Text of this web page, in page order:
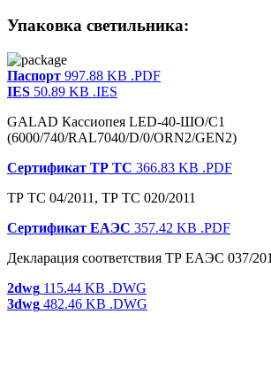
Упаковка светильника:
Паспорт 997.88 KB .PDF
IES 50.89 KB .IES
GALAD Кассиопея LED-40-ШО/С1
(6000/740/RAL7040/D/0/ORN2/GEN2)
Сертификат ТР ТС 366.83 KB .PDF
ТР ТС 04/2011, ТР ТС 020/2011
Сертификат ЕАЭС 357.42 KB .PDF
Декларация соответствия ТР ЕАЭС 037/
2dwg 115.44 KB .DWG
3dwg 482.46 KB .DWG